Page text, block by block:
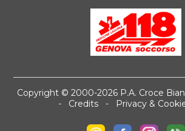
Copyright © 2000-2026 P.A. Croce
- Credits- Privacy &